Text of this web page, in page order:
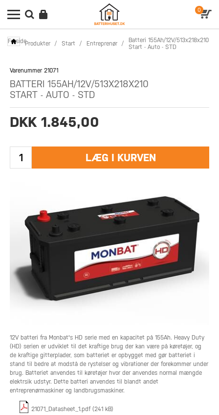
0
ForsideProdukter / Start / Entreprenør /
Batteri 155Ah/12V/513x218x210
Start - Auto - STD
Varenummer 21071
BATTERI 155AH/12V/513X218X210
START - AUTO - STD
DKK 1.845,00
12V batteri fra Monbat's HD serie med en kapacitet på 155Ah. Heavy Duty
(HD) serien er udviklet til det kraftige brug der kan være på køretøjer, og
de kraftige gitterplader, som batteriet er opbygget med gør batteriet i
stand til bedre at modstå de rystelser og vibrationer der forekommer under
brug. Batteriet anvendes til køretøjer hvor der anvendes normal mængde
elektrsik udstyr. Dette batteri anvendes til blandt andet
entreprenørmaskiner og landbrugsmaskiner.
21071_Datasheet_1.pdf (241 kB)